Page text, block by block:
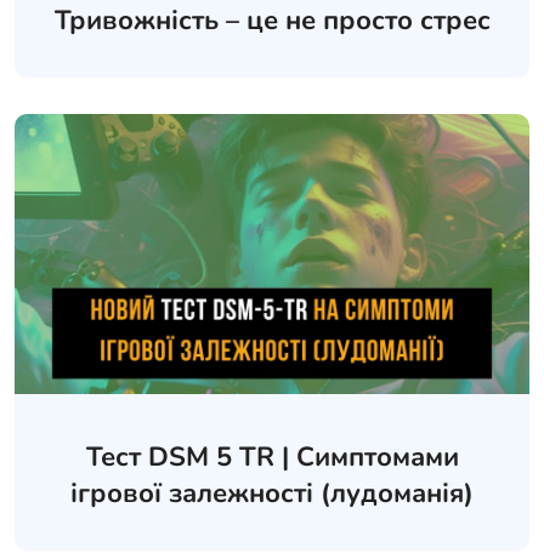
Тривожність – це не просто стрес
Тест DSM 5 TR | Симптомами
ігрової залежності (лудоманія)